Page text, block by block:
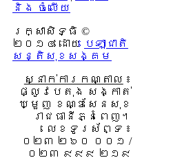
និង ចំលើយ
រក្សាសិទ្ធិ ©
២០១៤ ដោយ​ បេឡាជាតិ
សន្តិសុខសង្គម
ស្នាក់ការកណ្តាល ៖
ផ្លូវបេតុង សង្កាត់
ឃ្មួញ ខណ្ឌសែនសុខ
រាជធានីភ្នំពេញ។
លេខទូរស័ព្ទ ៖
០២៣ ២៦០ ០០១ /
០២៣ ៩៩៩ ២១៩